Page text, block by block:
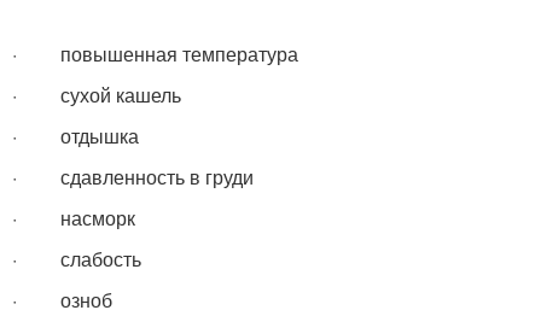
· повышенная температура
· сухой кашель
· отдышка
· сдавленность в груди
· насморк
· слабость
· озноб